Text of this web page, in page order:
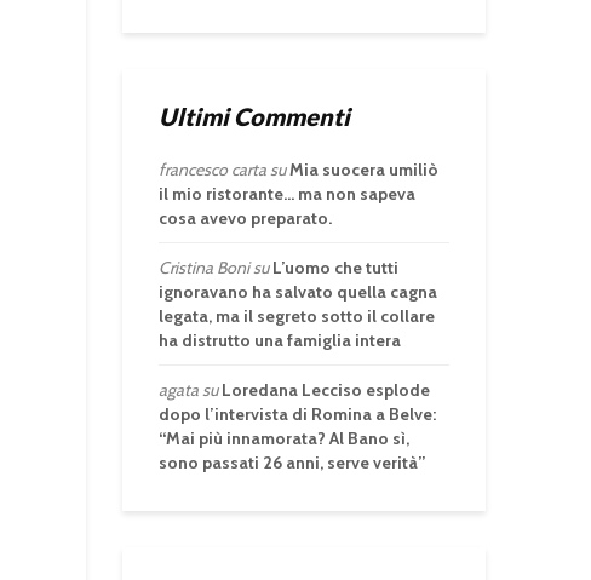
Ultimi Commenti
francesco cartasuMia suocera umiliò
il mio ristorante… ma non sapeva
cosa avevo preparato.
Cristina BonisuL’uomo che tutti
ignoravano ha salvato quella cagna
legata, ma il segreto sotto il collare
ha distrutto una famiglia intera
agatasuLoredana Lecciso esplode
dopo l’intervista di Romina a Belve:
“Mai più innamorata? Al Bano sì,
sono passati 26 anni, serve verità”